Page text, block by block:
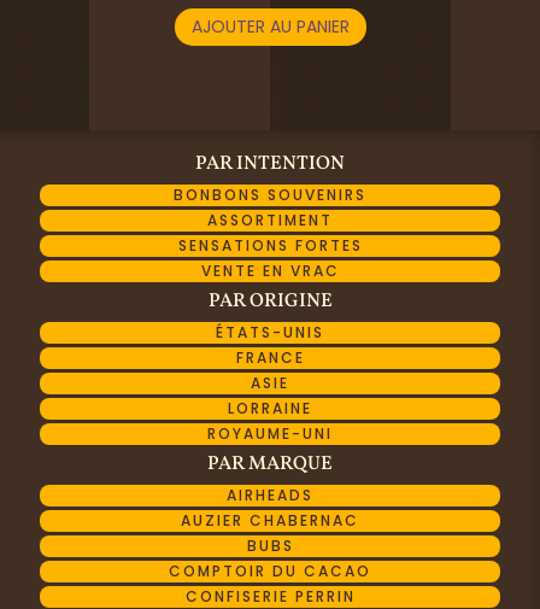
AJOUTER AU PANIER
PAR INTENTION
BONBONS SOUVENIRS
ASSORTIMENT
SENSATIONS FORTES
VENTE EN VRAC
PAR ORIGINE
ÉTATS-UNIS
FRANCE
ASIE
LORRAINE
ROYAUME-UNI
PAR MARQUE
AIRHEADS
AUZIER CHABERNAC
BUBS
COMPTOIR DU CACAO
CONFISERIE PERRIN